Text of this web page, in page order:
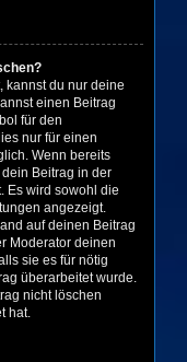
kannst du nur deine
einen Beitrag
für den
nur für einen
Wenn bereits
Beitrag in der
Es wird sowohl die
angezeigt.
auf deinen Beitrag
Moderator deinen
sie es für nötig
überarbeitet wurde.
nicht löschen
hat.